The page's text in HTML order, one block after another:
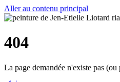
Aller au contenu principal
404
La page demandée n'existe pas (ou